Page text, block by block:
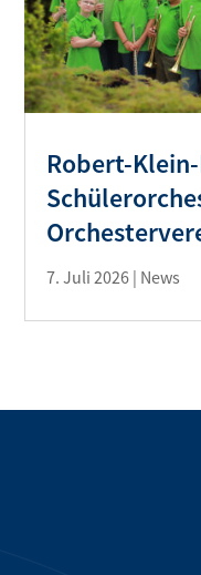
Robert-
7. Juli 2026 | News